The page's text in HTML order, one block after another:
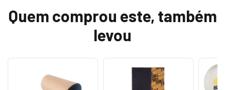
Quem comprou este, também
levou